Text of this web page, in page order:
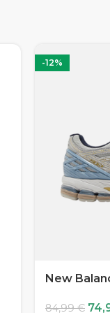
-12%
New
84,99€